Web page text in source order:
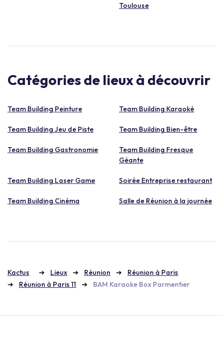
Toulouse
Catégories de lieux à découvrir
Team Building Peinture Team Building Karaoké
Team Building Jeu de Piste Team Building Bien-être
Team Building Gastronomie
Team Building Fresque
Géante
Team Building Laser Game Soirée Entreprise restaurant
Team Building Cinéma Salle de Réunion à la journée
Kactus Lieux Réunion
Réunion à Paris
Réunion à Paris 11
BAM Karaoke Box Parmentier